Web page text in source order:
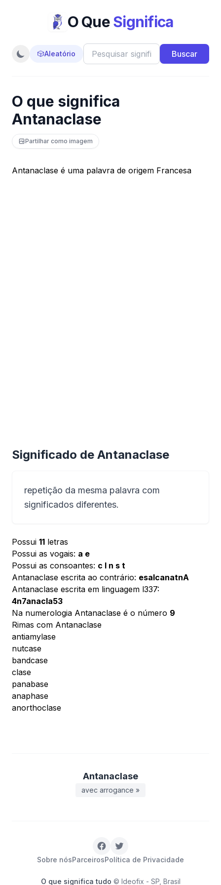
O QueSignifica
🎲Aleatório Buscar
O que significa
Antanaclase
Partilhar como imagem
Antanaclase é uma palavra de origem Francesa
Significado de Antanaclase
repetição da mesma palavra com
significados diferentes.
Possui 11 letras
Possui as vogais: a e
Possui as consoantes: c l n s t
Antanaclase escrita ao contrário: esalcanatnA
Antanaclase escrita em linguagem l337:
4n7anacla53
Na numerologia Antanaclase é o número 9
Rimas com Antanaclase
antiamylase
nutcase
bandcase
clase
panabase
anaphase
anorthoclase
Antanaclase
avec arrogance »
Sobre nósParceirosPolítica de Privacidade
O que significa tudo © Ideofix - SP, Brasil